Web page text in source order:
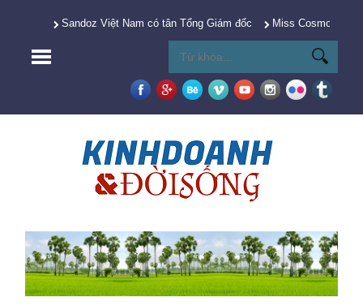
Sandoz Việt Nam có tân Tổng Giám đốc Miss Cosmo 2025